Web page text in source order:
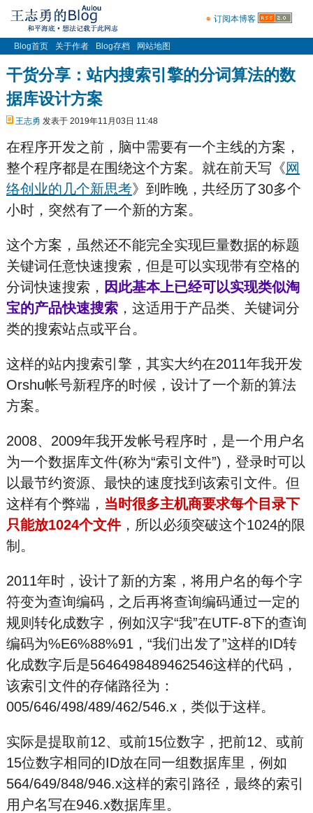
订阅本博客
Blog首页 关于作者 Blog存档 网站地图
干货分享：站内搜索引擎的分词算法的数
据库设计方案
王志勇 发表于 2019年11月03日 11:48
在程序开发之前，脑中需要有一个主线的方案，
整个程序都是在围绕这个方案。就在前天写《网
络创业的几个新思考》到昨晚，共经历了30多个
小时，突然有了一个新的方案。
这个方案，虽然还不能完全实现巨量数据的标题
关键词任意快速搜索，但是可以实现带有空格的
分词快速搜索， 因此基本上已经可以实现类似淘
宝的产品快速搜索，这适用于产品类、关键词分
类的搜索站点或平台。
这样的站内搜索引擎，其实大约在2011年我开发
Orshu帐号新程序的时候，设计了一个新的算法
方案。
2008、2009年我开发帐号程序时，是一个用户名
为一个数据库文件(称为“索引文件”)，登录时可以
以最节约资源、最快的速度找到该索引文件。但
这样有个弊端， 当时很多主机商要求每个目录下
只能放1024个文件，所以必须突破这个1024的限
制。
2011年时，设计了新的方案，将用户名的每个字
符变为查询编码，之后再将查询编码通过一定的
规则转化成数字，例如汉字“我”在UTF-8下的查询
编码为%E6%88%91，“我们出发了”这样的ID转
化成数字后是5646498489462546这样的代码，
该索引文件的存储路径为：
005/646/498/489/462/546.x，类似于这样。
实际是提取前12、或前15位数字，把前12、或前
15位数字相同的ID放在同一组数据库里，例如
564/649/848/946.x这样的索引路径，最终的索引
用户名写在946.x数据库里。